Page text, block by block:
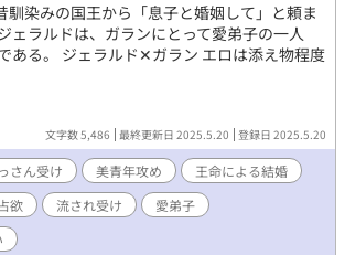
馴染みの国王から「息子と婚姻して」と頼ま
ェラルドは、ガランにとって愛弟子の一人
ある。 ジェラルド✕ガラン エロは添え物程度
文字数 5,486 最終更新日 2025.5.20 登録日 2025.5.20
さん受け 美青年攻め
王命による結婚
欲 流され受け
愛弟子